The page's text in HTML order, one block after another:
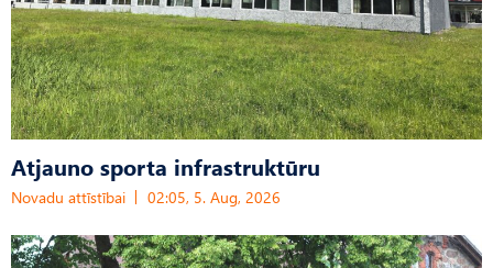
Atjauno sporta infrastruktūru
Novadu attīstībai 02:05, 5. Aug, 2026